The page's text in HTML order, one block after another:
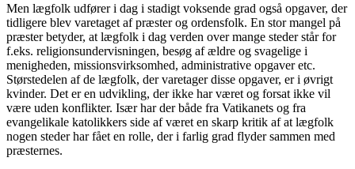
Men lægfolk udfører i dag i stadigt voksende grad også opgaver, der
tidligere blev varetaget af præster og ordensfolk. En stor mangel på
præster betyder, at lægfolk i dag verden over mange steder står for
f.eks. religionsundervisningen, besøg af ældre og svagelige i
menigheden, missionsvirksomhed, administrative opgaver etc.
Størstedelen af de lægfolk, der varetager disse opgaver, er i øvrigt
kvinder. Det er en udvikling, der ikke har været og forsat ikke vil
være uden konflikter. Især har der både fra Vatikanets og fra
evangelikale katolikkers side af været en skarp kritik af at lægfolk
nogen steder har fået en rolle, der i farlig grad flyder sammen med
præsternes.